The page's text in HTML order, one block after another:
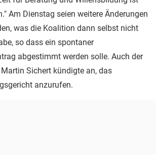
Am Dienstag seien weitere Änderungen
was die Koalition dann selbst nicht
so dass ein spontaner
abgestimmt werden solle. Auch der
Sichert kündigte an, das
anzurufen.